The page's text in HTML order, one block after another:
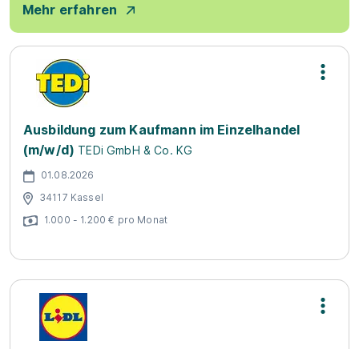
Mehr erfahren
Ausbildung zum Kaufmann im Einzelhandel
(m/w/d) TEDi GmbH & Co. KG
01.08.2026
34117 Kassel
1.000 - 1.200 € pro Monat